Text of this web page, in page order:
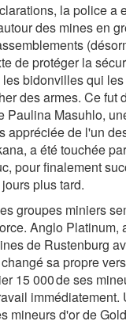
la police a
des mines en
de protéger la
bidonvilles qui
des armes. Ce fut
Paulina Masuhlo,
appréciée de l'un
a été touchée
pour finalement
plus tard.
groupes miniers
Anglo Platinum,
de Rustenburg
sa propre
15 000 de ses
immédiatement.
mineurs d'or de